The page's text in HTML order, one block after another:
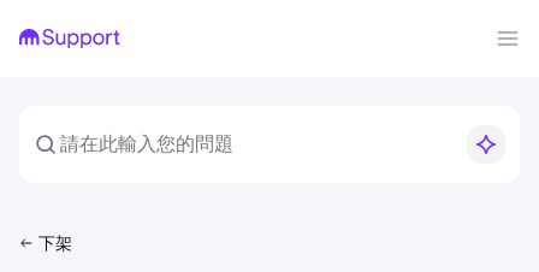
下架